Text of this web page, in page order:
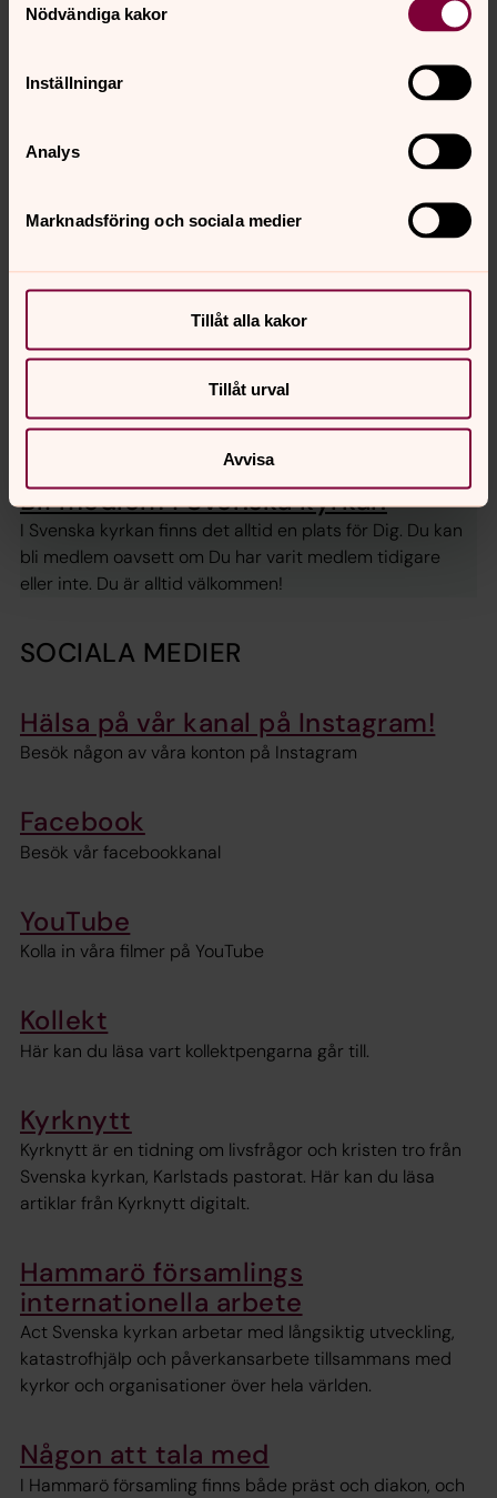
Nödvändiga kakor
Inställningar
Analys
Marknadsföring och sociala medier
Tillåt alla kakor
Tillåt urval
Avvisa
För att se innehållet behöver du acceptera kakor
Ändra inställningar
Vigsel, dop, konfirmation och
begravning
alla skeden av livet.
Bli medlem i Svenska kyrkan
I Svenska kyrkan finns det alltid en plats för Dig. Du kan
bli medlem oavsett om Du har varit medlem tidigare
eller inte. Du är alltid välkommen!
SOCIALA MEDIER
Hälsa på vår kanal på Instagram!
Besök någon av våra konton på Instagram
Facebook
Besök vår facebookkanal
YouTube
Kolla in våra filmer på YouTube
Kollekt
Här kan du läsa vart kollektpengarna går till.
Kyrknytt
Kyrknytt är en tidning om livsfrågor och kristen tro från
Svenska kyrkan, Karlstads pastorat. Här kan du läsa
artiklar från Kyrknytt digitalt.
Hammarö församlings
internationella arbete
Act Svenska kyrkan arbetar med långsiktig utveckling,
katastrofhjälp och påverkansarbete tillsammans med
kyrkor och organisationer över hela världen.
Någon att tala med
I Hammarö församling finns både präst och diakon, och